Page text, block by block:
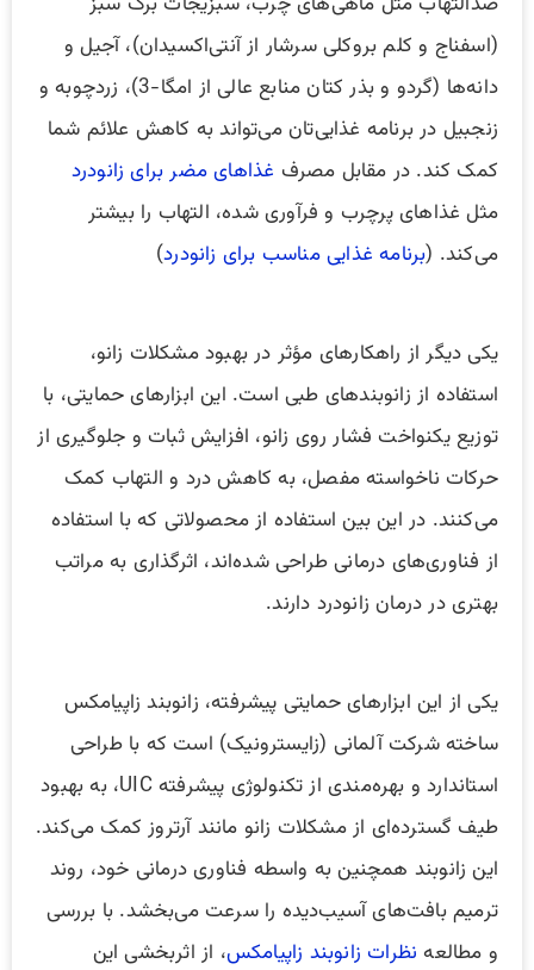
(اسفناج و کلم بروکلی سرشار از آنتی‌اکسیدان‌)، آجیل و
دانه‌ها (گردو و بذر کتان منابع عالی از امگا-3)، زردچوبه و
زنجبیل در برنامه غذایی‌تان می‌تواند به کاهش علائم شما
کمک کند. در مقابل مصرف غذاهای مضر برای زانودرد
مثل غذاهای پرچرب و فرآوری شده، التهاب را بیشتر
می‌کند. (برنامه غذایی مناسب برای زانودرد)
یکی دیگر از راهکارهای مؤثر در بهبود مشکلات زانو،
استفاده از زانوبندهای طبی است. این ابزارهای حمایتی، با
توزیع یکنواخت فشار روی زانو، افزایش ثبات و جلوگیری از
حرکات ناخواسته مفصل، به کاهش درد و التهاب کمک
می‌کنند. در این بین استفاده از محصولاتی که با استفاده
از فناوری‌های درمانی طراحی شده‌اند، اثرگذاری به مراتب
بهتری در درمان زانودرد دارند.
یکی از این ابزارهای حمایتی پیشرفته، زانوبند زاپیامکس
ساخته شرکت آلمانی (زایسترونیک) است که با طراحی
استاندارد و بهره‌مندی از تکنولوژی پیشرفته UIC، به بهبود
طیف گسترده‌ای از مشکلات زانو مانند آرتروز کمک می‌کند.
این زانوبند همچنین به واسطه فناوری درمانی خود، روند
ترمیم بافت‌های آسیب‌دیده را سرعت می‌بخشد. با بررسی
و مطالعه نظرات زانوبند زاپیامکس، از اثربخشی این